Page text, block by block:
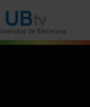
de Barcelona